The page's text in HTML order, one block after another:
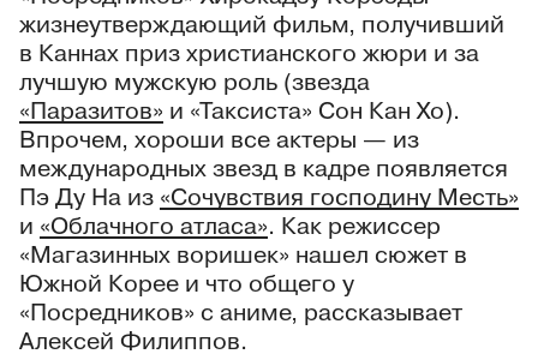
жизнеутверждающий фильм, получивший
в Каннах приз христианского жюри и за
лучшую мужскую роль (звезда
«Паразитов» и «Таксиста» Сон Кан Хо).
Впрочем, хороши все актеры — из
международных звезд в кадре появляется
Пэ Ду На из «Сочувствия господину Месть»
и «Облачного атласа». Как режиссер
«Магазинных воришек» нашел сюжет в
Южной Корее и что общего у
«Посредников» с аниме, рассказывает
Алексей Филиппов.